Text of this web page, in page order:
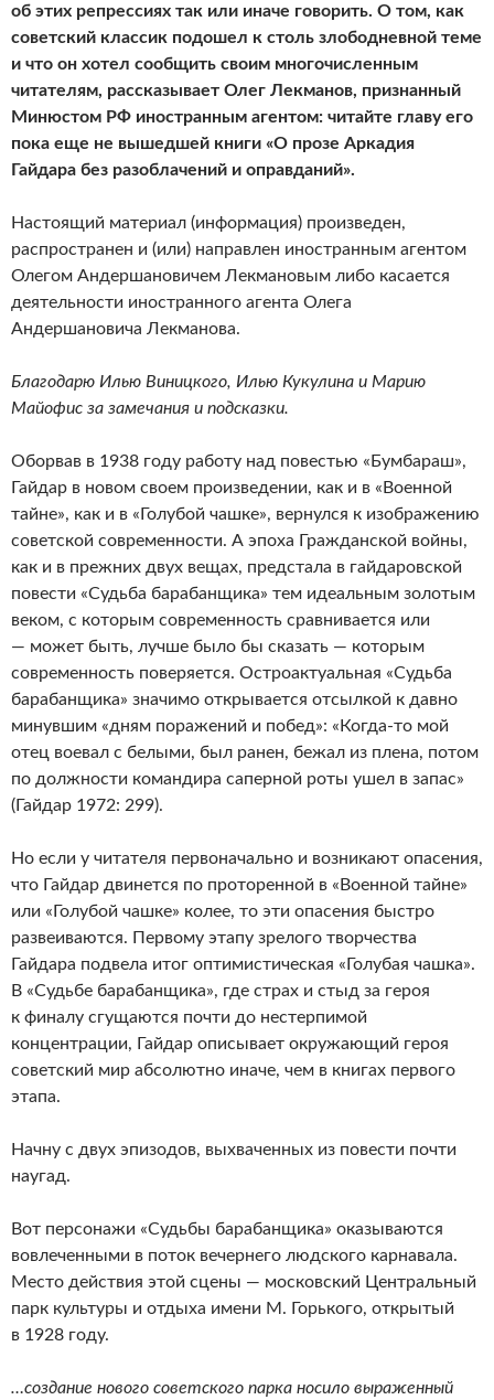
об этих репрессиях так или иначе говорить. О том, как
советский классик подошел к столь злободневной теме
и что он хотел сообщить своим многочисленным
читателям, рассказывает Олег Лекманов, признанный
Минюстом РФ иностранным агентом: читайте главу его
пока еще не вышедшей книги «О прозе Аркадия
Гайдара без разоблачений и оправданий».
Настоящий материал (информация) произведен,
распространен и (или) направлен иностранным агентом
Олегом Андершановичем Лекмановым либо касается
деятельности иностранного агента Олега
Андершановича Лекманова.
Благодарю Илью Виницкого, Илью Кукулина и Марию
Майофис за замечания и подсказки.
Оборвав в 1938 году работу над повестью «Бумбараш»,
Гайдар в новом своем произведении, как и в «Военной
тайне», как и в «Голубой чашке», вернулся к изображению
советской современности. А эпоха Гражданской войны,
как и в прежних двух вещах, предстала в гайдаровской
повести «Судьба барабанщика» тем идеальным золотым
веком, с которым современность сравнивается или
— может быть, лучше было бы сказать — которым
современность поверяется. Остроактуальная «Судьба
барабанщика» значимо открывается отсылкой к давно
минувшим «дням поражений и побед»: «Когда-то мой
отец воевал с белыми, был ранен, бежал из плена, потом
по должности командира саперной роты ушел в запас»
(Гайдар 1972: 299).
Но если у читателя первоначально и возникают опасения,
что Гайдар двинется по проторенной в «Военной тайне»
или «Голубой чашке» колее, то эти опасения быстро
развеиваются. Первому этапу зрелого творчества
Гайдара подвела итог оптимистическая «Голубая чашка».
В «Судьбе барабанщика», где страх и стыд за героя
к финалу сгущаются почти до нестерпимой
концентрации, Гайдар описывает окружающий героя
советский мир абсолютно иначе, чем в книгах первого
этапа.
Начну с двух эпизодов, выхваченных из повести почти
наугад.
Вот персонажи «Судьбы барабанщика» оказываются
вовлеченными в поток вечернего людского карнавала.
Место действия этой сцены — московский Центральный
парк культуры и отдыха имени М. Горького, открытый
в 1928 году.
…создание нового советского парка носило выраженный